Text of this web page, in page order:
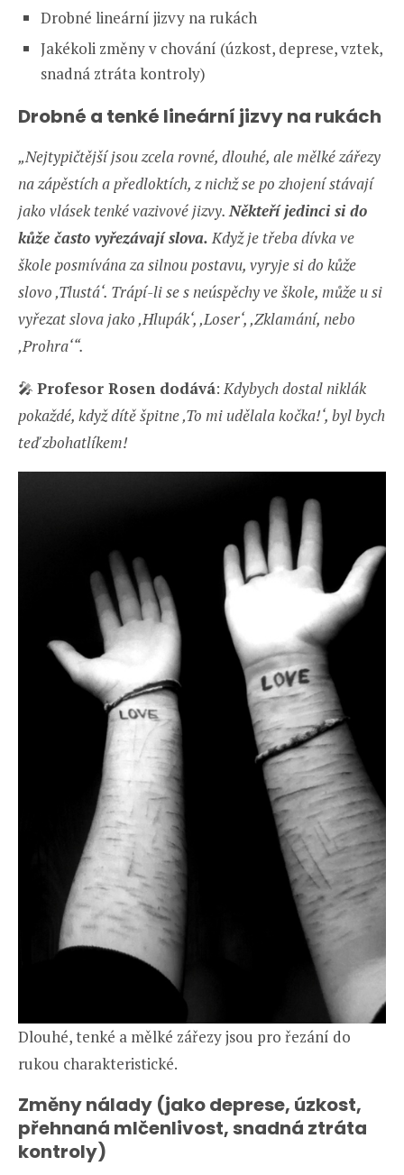
Drobné lineární jizvy na rukách
Jakékoli změny v chování (úzkost, deprese, vztek,
snadná ztráta kontroly)
Drobné a tenké lineární jizvy na rukách
„Nejtypičtější jsou zcela rovné, dlouhé, ale mělké zářezy
na zápěstích a předloktích, z nichž se po zhojení stávají
jako vlásek tenké vazivové jizvy.Někteří jedinci si do
kůže často vyřezávají slova.Když je třeba dívka ve
škole posmívána za silnou postavu, vyryje si do kůže
slovo ‚Tlustá‘. Trápí-li se s neúspěchy ve škole, může u si
vyřezat slova jako ‚Hlupák‘, ‚Loser‘, ‚Zklamání, nebo
‚Prohra‘“.
🎤 Profesor Rosen dodává:Kdybych dostal niklák
pokaždé, když dítě špitne ‚To mi udělala kočka!‘, byl bych
teď zbohatlíkem!
Dlouhé, tenké a mělké zářezy jsou pro řezání do
rukou charakteristické.
Změny nálady (jako deprese, úzkost,
přehnaná mlčenlivost, snadná ztráta
kontroly)